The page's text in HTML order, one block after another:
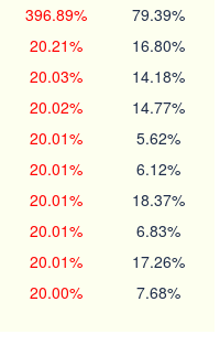
396.89% 79.39%
20.21% 16.80%
20.03% 14.18%
20.02% 14.77%
20.01% 5.62%
20.01% 6.12%
20.01% 18.37%
20.01% 6.83%
20.01% 17.26%
20.00% 7.68%